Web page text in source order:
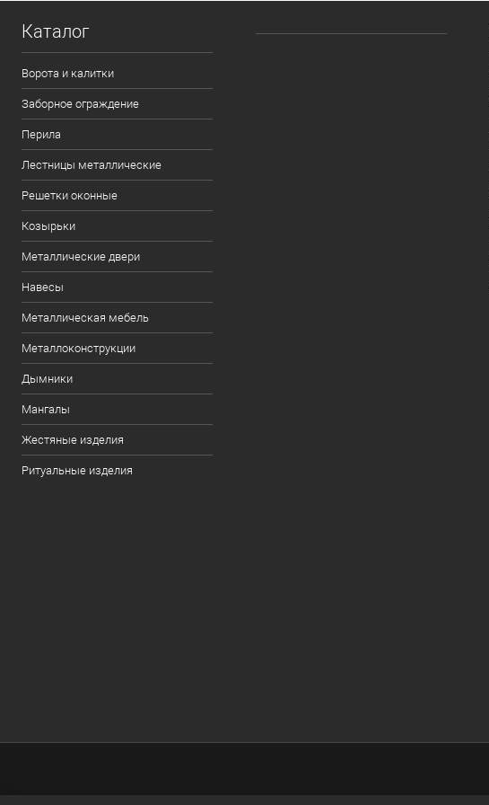
Каталог
Ворота и калитки
Заборное ограждение
Перила
Лестницы металлические
Решетки оконные
Козырьки
Металлические двери
Навесы
Металлическая мебель
Металлоконструкции
Дымники
Мангалы
Жестяные изделия
Ритуальные изделия